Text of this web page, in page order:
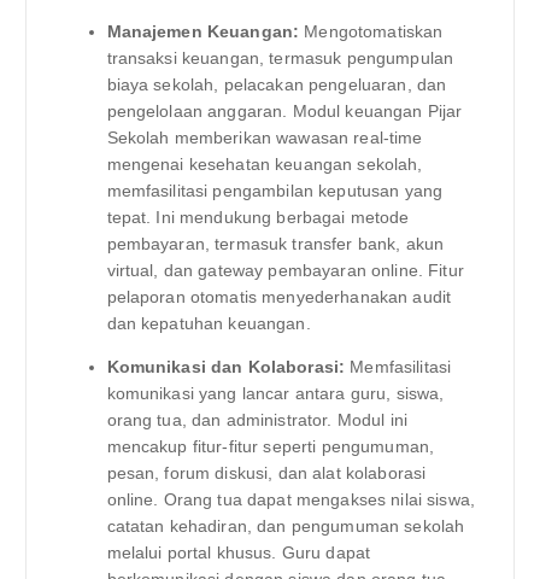
Manajemen Keuangan: Mengotomatiskan
transaksi keuangan, termasuk pengumpulan
biaya sekolah, pelacakan pengeluaran, dan
pengelolaan anggaran. Modul keuangan Pijar
Sekolah memberikan wawasan real-time
mengenai kesehatan keuangan sekolah,
memfasilitasi pengambilan keputusan yang
tepat. Ini mendukung berbagai metode
pembayaran, termasuk transfer bank, akun
virtual, dan gateway pembayaran online. Fitur
pelaporan otomatis menyederhanakan audit
dan kepatuhan keuangan.
Komunikasi dan Kolaborasi: Memfasilitasi
komunikasi yang lancar antara guru, siswa,
orang tua, dan administrator. Modul ini
mencakup fitur-fitur seperti pengumuman,
pesan, forum diskusi, dan alat kolaborasi
online. Orang tua dapat mengakses nilai siswa,
catatan kehadiran, dan pengumuman sekolah
melalui portal khusus. Guru dapat